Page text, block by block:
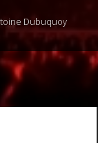
Dubuquoy